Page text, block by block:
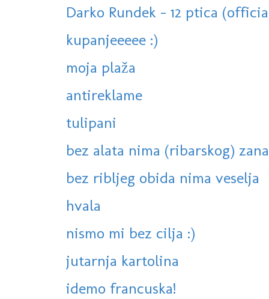
Darko Rundek - 12 ptica
kupanjeeeee :)
moja plaža
antireklame
tulipani
bez alata nima (ribarskog)
bez ribljeg obida nima veselja
hvala
nismo mi bez cilja :)
jutarnja kartolina
idemo francuska!